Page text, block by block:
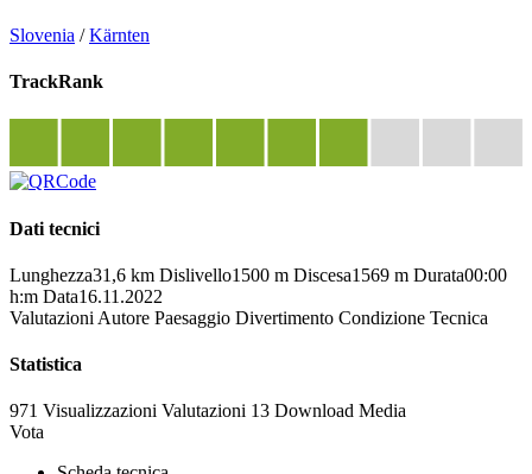
Slovenia /Kärnten
TrackRank
Dati tecnici
Lunghezza31,6 km Dislivello1500 m Discesa1569 m Durata00:00
h:m Data16.11.2022
Valutazioni Autore Paesaggio Divertimento Condizione Tecnica
Statistica
971 Visualizzazioni Valutazioni 13 Download Media
Vota